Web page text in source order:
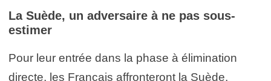
La Suède, un adversaire à ne pas sous-
estimer
Pour leur entrée dans la phase à élimination
directe, les Français affronteront la Suède,